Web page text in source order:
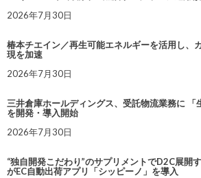
2026年7月30日
椿本チエイン／再生可能エネルギーを活用し、
現を加速
2026年7月30日
三井倉庫ホールディングス、受託物流業務に 「
を開発・導入開始
2026年7月30日
“独自開発こだわり”のサプリメントでD2C展開
がEC自動出荷アプリ「シッピーノ」を導入